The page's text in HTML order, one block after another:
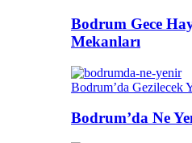
Bodrum Gece
Mekanları
Bodrum’da Gezilecek
Bodrum’da Ne